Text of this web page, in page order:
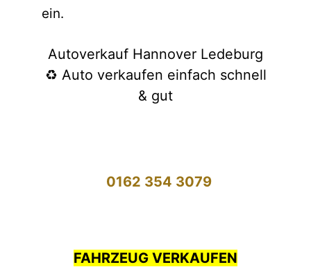
ein.
Autoverkauf Hannover Ledeburg
♻️ Auto verkaufen einfach schnell
& gut
0162 354 3079
FAHRZEUG VERKAUFEN